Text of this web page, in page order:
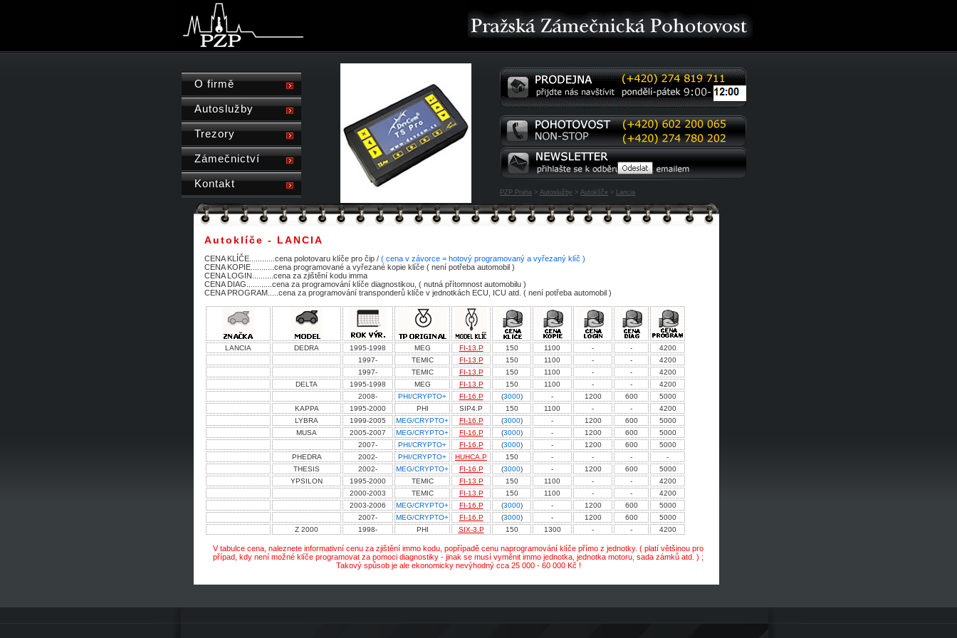
O firmě
Autoslužby
Trezory
Zámečnictví
Kontakt
PZP Praha > Autoslužby > Autoklíče > Lancia
Autoklíče - LANCIA
CENA KLÍČE............cena polotovaru klíče pro čip / ( cena v závorce = hotový programovaný a vyřezaný klíč )
CENA KOPIE...........cena programované a vyřezané kopie klíče ( není potřeba automobil )
CENA LOGIN..........cena za zjištění kodu imma
CENA DIAG............cena za programování klíče diagnostikou, ( nutná přítomnost automobilu )
CENA PROGRAM.....cena za programování transponderů klíče v jednotkách ECU, ICU atd. ( není potřeba automobil )
LANCIA DEDRA 1995-1998 MEG FI-13.P 150 1100 - -
4200
1997-
TEMIC FI-13.P 150 1100 - -
4200
1997-
TEMIC FI-13.P 150 1100 - -
4200
DELTA
1995-1998 MEG FI-13.P 150 1100 - -
4200
2008-
PHI/CRYPTO+ FI-16.P (3000) - 1200 600
5000
KAPPA
1995-2000 PHI SIP4.P 150 1100 - -
4200
LYBRA
1999-2005 MEG/CRYPTO+ FI-16.P (3000) - 1200 600
5000
MUSA
2005-2007 MEG/CRYPTO+ FI-16.P (3000) - 1200 600
5000
2007-
PHI/CRYPTO+ FI-16.P (3000) - 1200 600
5000
PHEDRA
2002- PHI/CRYPTO+ HUHCA.P 150 - - -
-
THESIS
2002- MEG/CRYPTO+ FI-16.P (3000) - 1200 600
5000
YPSILON
1995-2000 TEMIC FI-13.P 150 1100 - -
4200
2000-2003
TEMIC FI-13.P 150 1100 - -
4200
2003-2006
MEG/CRYPTO+ FI-16.P (3000) - 1200 600
5000
2007-
MEG/CRYPTO+ FI-16.P (3000) - 1200 600
5000
Z 2000
1998- PHI SIX-3.P 150 1300 - - 4200
V tabulce cena, naleznete informativní cenu za zjištění immo kodu, popřípadě cenu naprogramování klíče přímo z jednotky. ( platí většinou pro
případ, kdy není možné klíče programovat za pomoci diagnostiky - jinak se musí vyměnit immo jednotka, jednotka motoru, sada zámků atd. ) ;
Takový spůsob je ale ekonomicky nevýhodný cca 25 000 - 60 000 Kč !